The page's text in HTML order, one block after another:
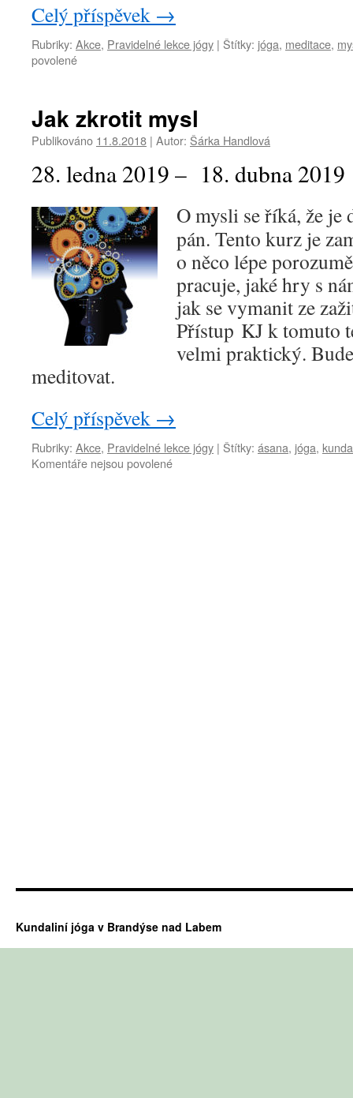
Celý příspěvek →
Rubriky: Akce, Pravidelné lekce jógy | Štítky: jóga, meditace,
povolenéu
Jak
zkrotit
Jak zkrotit mysl
Publikováno 11.8.2018 | Autor: Šárka Handlová
28. ledna 2019 – 18. dubna 2019
O mysli se říká, že je
pán. Tento kurz je
o něco lépe
pracuje, jaké hry s
jak se vymanit ze
Přístup KJ k tomuto
velmi praktický.
meditovat.
Celý příspěvek →
Rubriky: Akce, Pravidelné lekce jógy | Štítky: ásana, jóga,
Komentáře nejsou povolenéu
Kundaliní jóga v Brandýse nad Labem